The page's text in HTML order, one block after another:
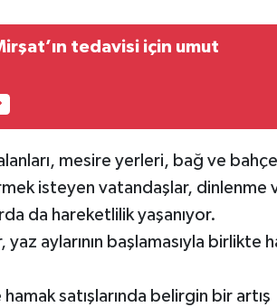
tedavisi için umut
mesire yerleri, bağ ve
isteyen vatandaşlar, dinlenme
da hareketlilik yaşanıyor.
aylarının başlamasıyla birlikte
satışlarında belirgin bir artış